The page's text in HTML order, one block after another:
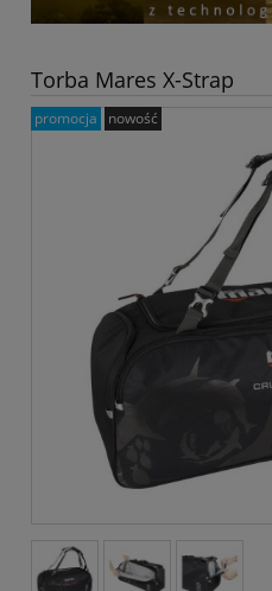
Torba Mares X-Strap
promocja nowość